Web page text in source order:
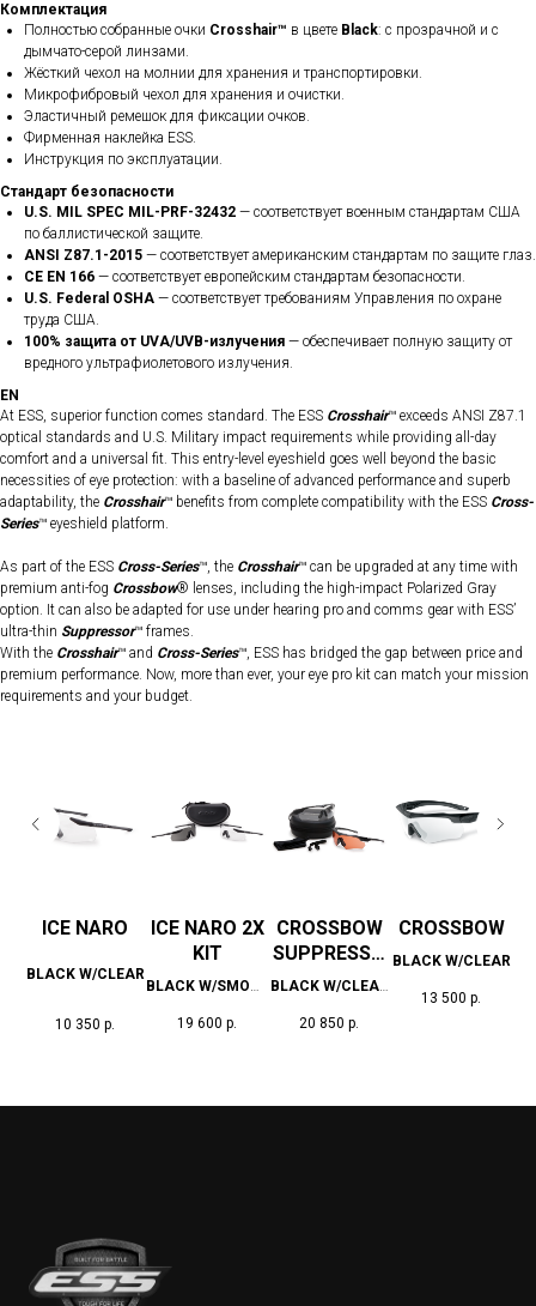
Комплектация
Полностью собранные очки Crosshair™ в цвете Black: с прозрачной и с
дымчато-серой​ линзами.
Жёсткий чехол на молнии для хранения и транспортировки.
Микрофибровый чехол для хранения и очистки.
Эластичный ремешок для фиксации очков.
Фирменная наклейка ESS.
Инструкция по эксплуатации.
Стандарт безопасности
U.S. MIL SPEC MIL-PRF-32432 — соответствует военным стандартам США
по баллистической защите.
ANSI Z87.1-2015 — соответствует американским стандартам по защите глаз.
CE EN 166 — соответствует европейским стандартам безопасности.
U.S. Federal OSHA — соответствует требованиям Управления по охране
труда США.
100% защита от UVA/UVB-излучения — обеспечивает полную защиту от
вредного ультрафиолетового излучения.
EN
At ESS, superior function comes standard. The ESS Crosshair™ exceeds ANSI Z87.1
optical standards and U.S. Military impact requirements while providing all-day
comfort and a universal fit. This entry-level eyeshield goes well beyond the basic
necessities of eye protection: with a baseline of advanced performance and superb
adaptability, the Crosshair™ benefits from complete compatibility with the ESS Cross-
Series™ eyeshield platform.
As part of the ESS Cross-Series™, the Crosshair™ can be upgraded at any time with
premium anti-fog Crossbow® lenses, including the high-impact Polarized Gray
option. It can also be adapted for use under hearing pro and comms gear with ESS’
ultra-thin Suppressor™ frames.
With the Crosshair™ and Cross-Series™, ESS has bridged the gap between price and
premium performance. Now, more than ever, your eye pro kit can match your mission
requirements and your budget.
ICE NARO
BLACK W/CLEAR
10 350 р.
ICE NARO 2X
KIT
BLACK W/SMOKE
W/CLEAR
19 600 р.
CROSSBOW
SUPPRESSO
R 2X
BLACK W/CLEAR
COPPER
20 850 р.
CROSSBOW
BLACK W/CLEAR
13 500 р.